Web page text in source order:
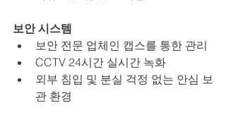
보안 시스템
보안 전문 업체인 캡스를 통한 관리
CCTV 24시간 실시간 녹화
외부 침입 및 분실 걱정 없는 안심 보
관 환경